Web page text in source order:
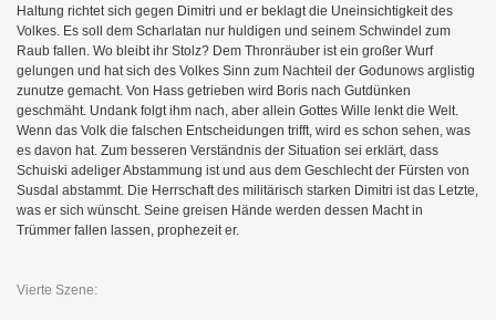
Haltung richtet sich gegen Dimitri und er beklagt die Uneinsichtigkeit des
Volkes. Es soll dem Scharlatan nur huldigen und seinem Schwindel zum
Raub fallen. Wo bleibt ihr Stolz? Dem Thronräuber ist ein großer Wurf
gelungen und hat sich des Volkes Sinn zum Nachteil der Godunows arglistig
zunutze gemacht. Von Hass getrieben wird Boris nach Gutdünken
geschmäht. Undank folgt ihm nach, aber allein Gottes Wille lenkt die Welt.
Wenn das Volk die falschen Entscheidungen trifft, wird es schon sehen, was
es davon hat. Zum besseren Verständnis der Situation sei erklärt, dass
Schuiski adeliger Abstammung ist und aus dem Geschlecht der Fürsten von
Susdal abstammt. Die Herrschaft des militärisch starken Dimitri ist das Letzte,
was er sich wünscht. Seine greisen Hände werden dessen Macht in
Trümmer fallen lassen, prophezeit er.
Vierte Szene: